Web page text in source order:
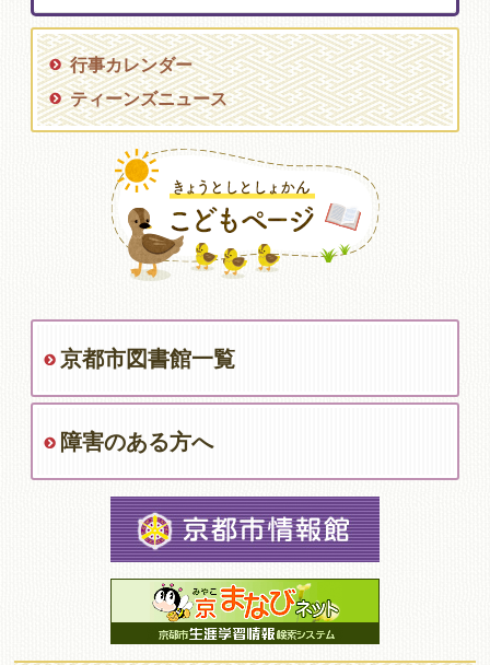
行事カレンダー
ティーンズニュース
京都市図書館一覧
障害のある方へ